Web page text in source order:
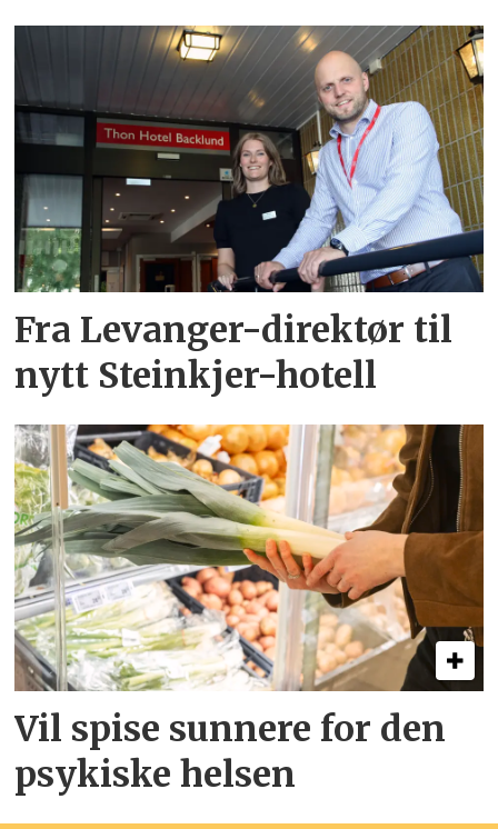
Fra Levanger-direktør til
nytt Steinkjer-hotell
Vil spise sunnere for den
psykiske helsen